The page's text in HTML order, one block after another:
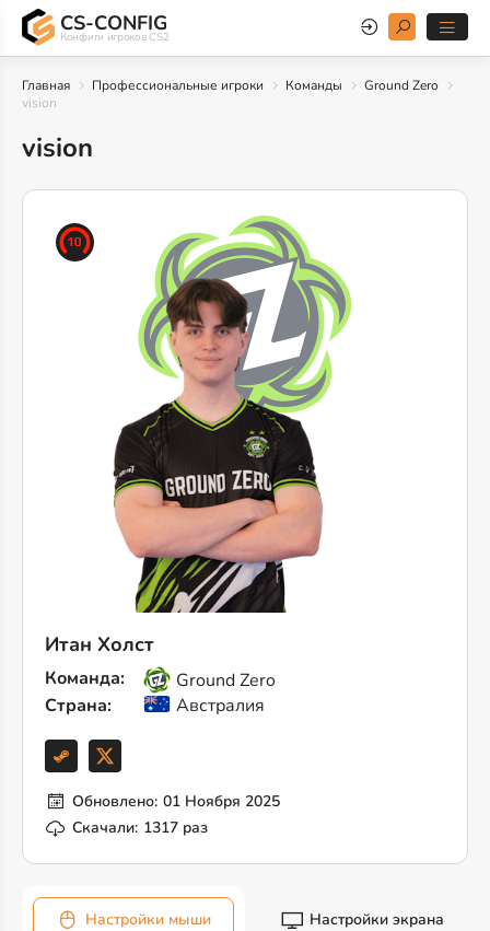
CS-CONFIG
Конфиги игроков CS2
Главная Профессиональные игроки Команды
Ground Zero
vision
vision
Итан Холст
Команда:
Ground Zero
Страна:
Австралия
Обновлено: 01 Ноября 2025
Скачали: 1317 раз
Настройки мыши Настройки экрана